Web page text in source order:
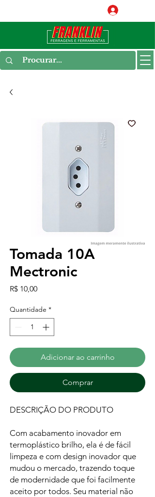
Tomada 10A
Mectronic
R$ 10,00Preço
Quantidade *
Adicionar ao carrinho
Comprar
DESCRIÇÃO DO PRODUTO
Com acabamento inovador em
termoplástico brilho, ela é de fácil
limpeza e com design inovador que
mudou o mercado, trazendo toque
de modernidade que foi facilmente
aceito por todos. Seu material não